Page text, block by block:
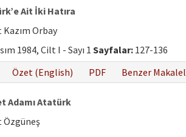
Ait İki Hatıra
Orbay
1984, Cilt I - Sayı 1 Sayfalar: 127-136
Özet (English) PDF Benzer
Adamı Atatürk
Özgüneş